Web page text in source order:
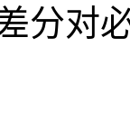
分对